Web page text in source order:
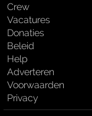
Crew
Vacatures
Donaties
Beleid
Help
Adverteren
Voorwaarden
Privacy